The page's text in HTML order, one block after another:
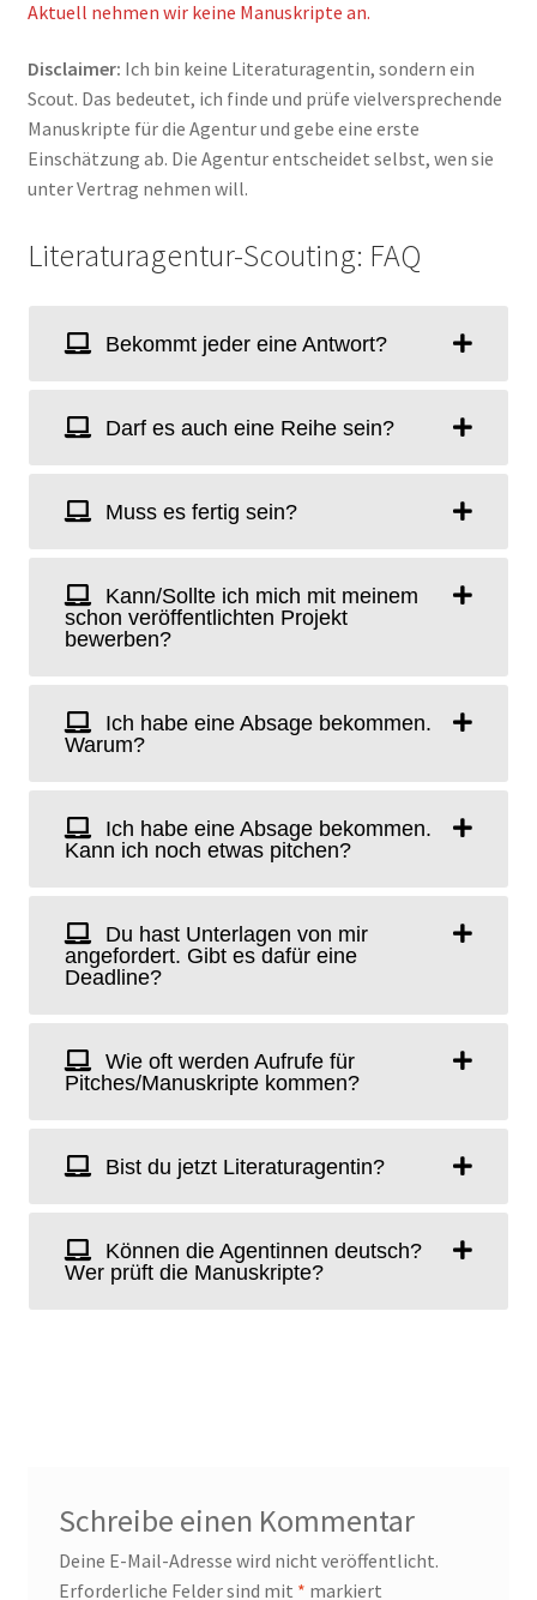
Aktuell nehmen wir keine Manuskripte an.
Disclaimer: Ich bin keine Literaturagentin, sondern ein
Scout. Das bedeutet, ich finde und prüfe vielversprechende
Manuskripte für die Agentur und gebe eine erste
Einschätzung ab. Die Agentur entscheidet selbst, wen sie
unter Vertrag nehmen will.
Literaturagentur-Scouting: FAQ
Bekommt jeder eine Antwort?
Darf es auch eine Reihe sein?
Muss es fertig sein?
Kann/Sollte ich mich mit meinem
schon veröffentlichten Projekt
bewerben?
Ich habe eine Absage bekommen.
Warum?
Ich habe eine Absage bekommen.
Kann ich noch etwas pitchen?
Du hast Unterlagen von mir
angefordert. Gibt es dafür eine
Deadline?
Wie oft werden Aufrufe für
Pitches/Manuskripte kommen?
Bist du jetzt Literaturagentin?
Können die Agentinnen deutsch?
Wer prüft die Manuskripte?
Schreibe einen Kommentar
Deine E-Mail-Adresse wird nicht veröffentlicht.
Erforderliche Felder sind mit * markiert